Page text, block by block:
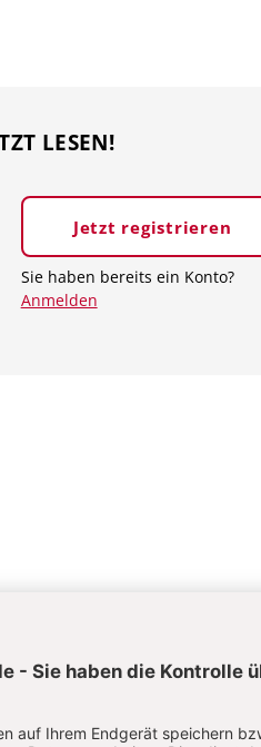
LESEN!
Jetzt registrieren
Sie haben bereits ein Konto?
Anmelden